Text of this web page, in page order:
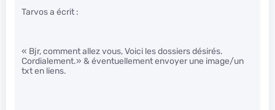
Tarvos a écrit :
« Bjr, comment allez vous, Voici les dossiers désirés.
Cordialement.» & éventuellement envoyer une image/un
txt en liens.